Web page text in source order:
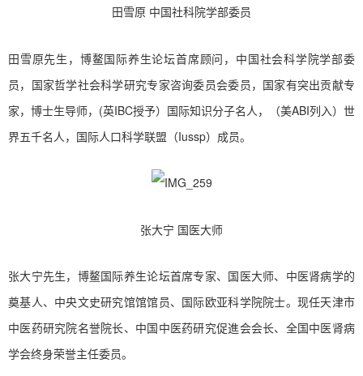
田雪原 中国社科院学部委员
田雪原先生，博鳌国际养生论坛首席顾问，中国社会科学院学部委
员，国家哲学社会科学研究专家咨询委员会委员，国家有突出贡献专
家，博士生导师，(英IBC授予）国际知识分子名人，（美ABI列入）世
界五千名人，国际人口科学联盟（Iussp）成员。
张大宁 国医大师
张大宁先生，博鳌国际养生论坛首席专家、国医大师、中医肾病学的
奠基人、中央文史研究馆馆馆员、国际欧亚科学院院士。现任天津市
中医药研究院名誉院长、中国中医药研究促進会会长、全国中医肾病
学会终身荣誉主任委员。